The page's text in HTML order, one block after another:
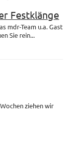
Festklänge
mdr-Team u.a. Gast
Sie rein...
ziehen wir